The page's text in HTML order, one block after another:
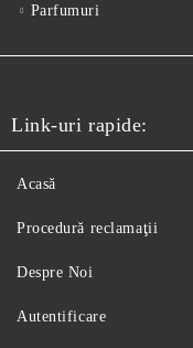
Parfumuri
Link-uri rapide:
Acasă
Procedură reclamaţii
Despre Noi
Autentificare